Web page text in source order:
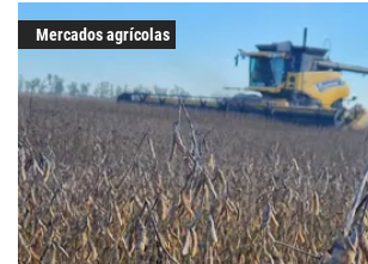
Mercados agrícolas